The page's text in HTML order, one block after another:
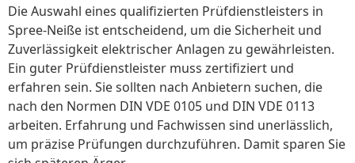
Die Auswahl eines qualifizierten Prüfdienstleisters in
Spree-Neiße ist entscheidend, um die Sicherheit und
Zuverlässigkeit elektrischer Anlagen zu gewährleisten.
Ein guter Prüfdienstleister muss zertifiziert und
erfahren sein. Sie sollten nach Anbietern suchen, die
nach den Normen DIN VDE 0105 und DIN VDE 0113
arbeiten. Erfahrung und Fachwissen sind unerlässlich,
um präzise Prüfungen durchzuführen. Damit sparen Sie